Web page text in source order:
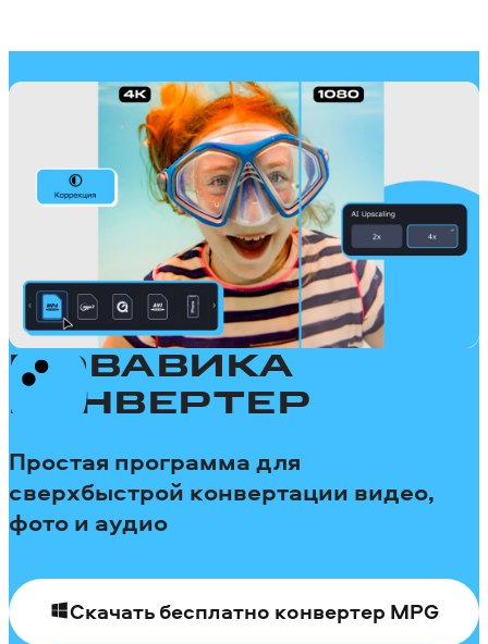
МОВАВИКА
КОНВЕРТЕР
Простая программа для
сверхбыстрой конвертации видео,
фото и аудио
Скачать бесплатно конвертер MPG